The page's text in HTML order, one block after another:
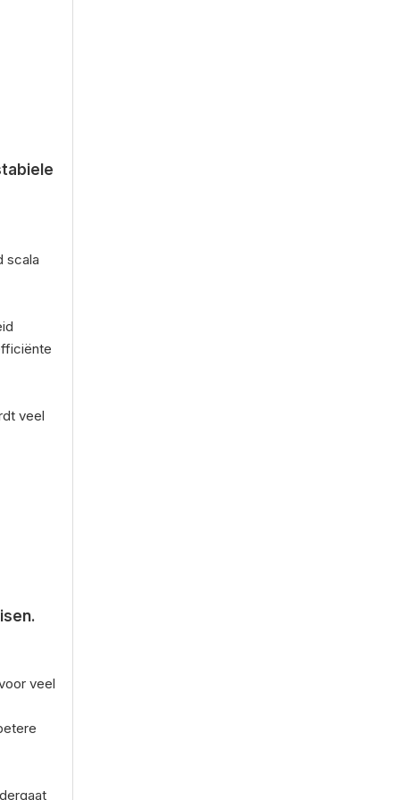
scala
veel
veel